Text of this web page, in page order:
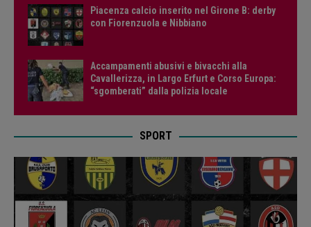
Piacenza calcio inserito nel Girone B: derby
con Fiorenzuola e Nibbiano
Accampamenti abusivi e bivacchi alla
Cavallerizza, in Largo Erfurt e Corso Europa:
“sgomberati” dalla polizia locale
SPORT